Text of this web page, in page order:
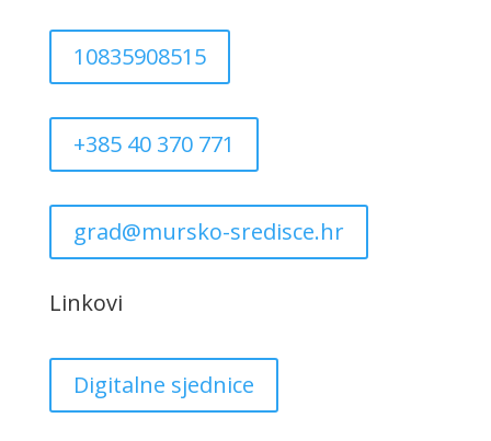
10835908515
+385 40 370 771
grad@mursko-sredisce.hr
Linkovi
Digitalne sjednice